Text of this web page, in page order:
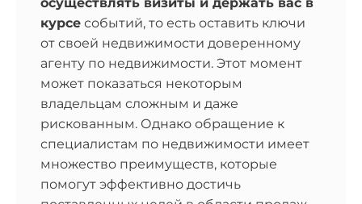
от своей недвижимости доверенному
агенту по недвижимости. Этот момент
может показаться некоторым
владельцам сложным и даже
рискованным. Однако обращение к
специалистам по недвижимости имеет
множество преимуществ, которые
помогут эффективно достичь
поставленных целей в области продаж.
В настоящее время агентства